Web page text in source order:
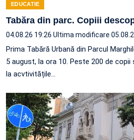
EDUCATIE
Tabăra din parc. Copiii
04.08.26 19:26 Ultima modificare
Prima Tabără Urbană din Parcul
5 august, la ora 10. Peste 200 de
la acvtivitățile…